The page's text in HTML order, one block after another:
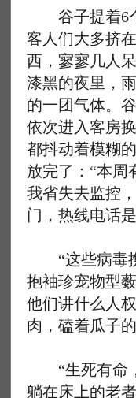
谷子提着6个
客人们大多挤
西，寥寥几人
漆黑的夜里，
的一团气体。
依次进入客房
都抖动着模糊
放完了：“本周
我省失去监控
门，热线电话
“这些病毒携
抱袖珍宠物型
他们讲什么人
肉，磕着瓜子的
“生死有命，
躺在床上的老